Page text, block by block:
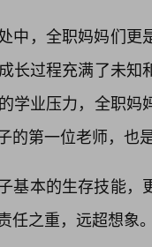
中，全职妈妈们更
长过程充满了未
学业压力，全职
的第一位老师，也
基本的生存技能
任之重，远超想象